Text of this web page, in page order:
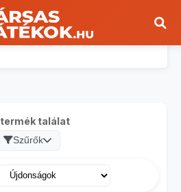
termék találat
Szűrők